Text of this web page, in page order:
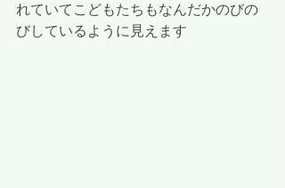
れていてこどもたちもなんだかのびの
びしているように見えます